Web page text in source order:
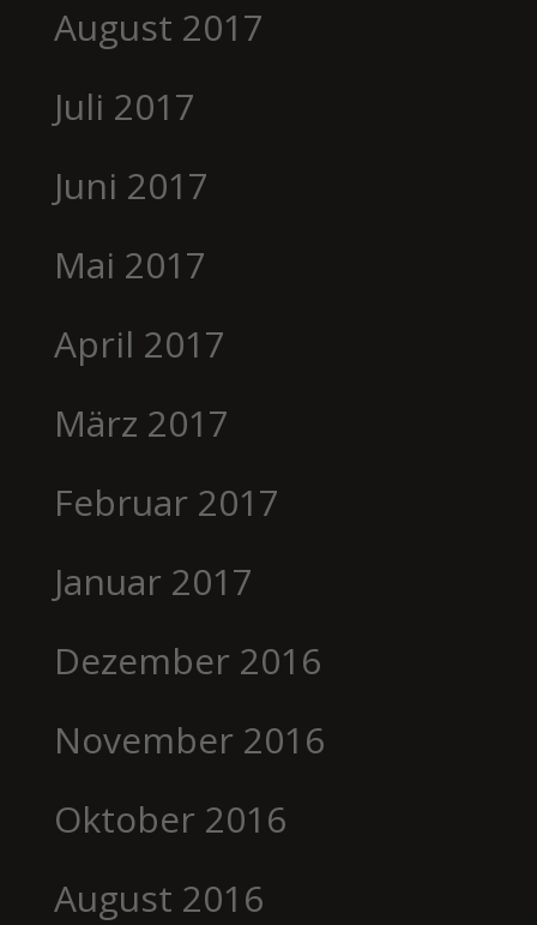
August 2017
Juli 2017
Juni 2017
Mai 2017
April 2017
März 2017
Februar 2017
Januar 2017
Dezember 2016
November 2016
Oktober 2016
August 2016